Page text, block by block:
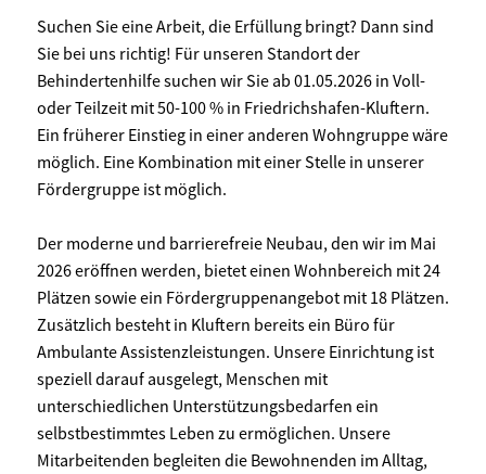
Suchen Sie eine Arbeit, die Erfüllung bringt? Dann sind
Sie bei uns richtig! Für unseren Standort der
Behindertenhilfe suchen wir Sie ab 01.05.2026 in Voll-
oder Teilzeit mit 50-100 % in Friedrichshafen-Kluftern.
Ein früherer Einstieg in einer anderen Wohngruppe wäre
möglich. Eine Kombination mit einer Stelle in unserer
Fördergruppe ist möglich.
Der moderne und barrierefreie Neubau, den wir im Mai
2026 eröffnen werden, bietet einen Wohnbereich mit 24
Plätzen sowie ein Fördergruppenangebot mit 18 Plätzen.
Zusätzlich besteht in Kluftern bereits ein Büro für
Ambulante Assistenzleistungen. Unsere Einrichtung ist
speziell darauf ausgelegt, Menschen mit
unterschiedlichen Unterstützungsbedarfen ein
selbstbestimmtes Leben zu ermöglichen. Unsere
Mitarbeitenden begleiten die Bewohnenden im Alltag,